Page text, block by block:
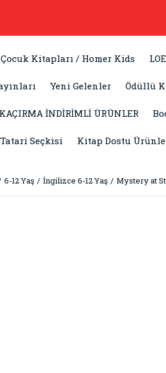
Çocuk Kitapları / Homer Kids
Yeni Gelenler Ödüllü
İNDİRİMLİ ÜRÜNLER
Seçkisi Kitap Dostu
6-12 Yaş İngilizce 6-12 Yaş Mystery at